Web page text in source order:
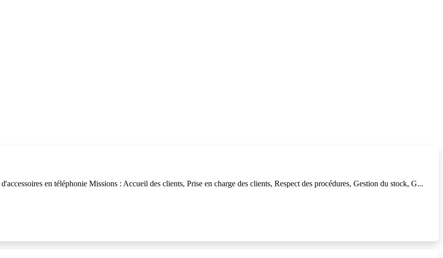
en téléphonie Missions : Accueil des clients, Prise en charge des clients, Respect des procédures, Gestion du stock, G...